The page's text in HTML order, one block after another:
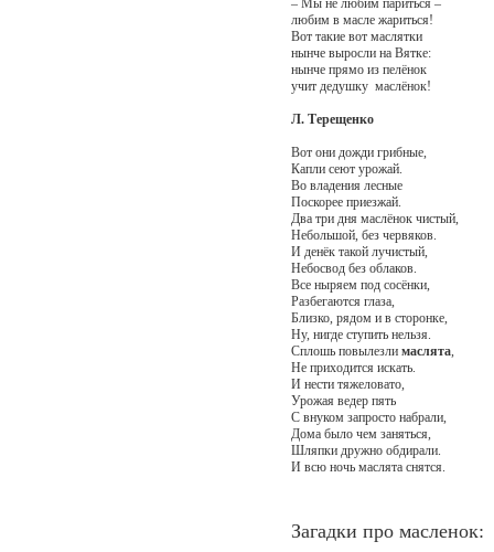
любим в масле жариться!
Вот такие вот маслятки
нынче выросли на Вятке:
нынче прямо из пелёнок
учит дедушку маслёнок!
Л. Терещенко
Вот они дожди грибные,
Капли сеют урожай.
Во владения лесные
Поскорее приезжай.
Два три дня маслёнок чистый,
Небольшой, без червяков.
И денёк такой лучистый,
Небосвод без облаков.
Все ныряем под сосёнки,
Разбегаются глаза,
Близко, рядом и в сторонке,
Ну, нигде ступить нельзя.
Сплошь повылезли маслята,
Не приходится искать.
И нести тяжеловато,
Урожая ведер пять
С внуком запросто набрали,
Дома было чем заняться,
Шляпки дружно обдирали.
И всю ночь маслята снятся.
Загадки про масленок: